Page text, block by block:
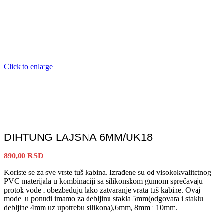
Click to enlarge
DIHTUNG LAJSNA 6MM/UK18
890,00 RSD
Koriste se za sve vrste tuš kabina. Izrađene su od visokokvalitetnog
PVC materijala u kombinaciji sa silikonskom gumom sprečavaju
protok vode i obezbeđuju lako zatvaranje vrata tuš kabine. Ovaj
model u ponudi imamo za debljinu stakla 5mm(odgovara i staklu
debljine 4mm uz upotrebu silikona),6mm, 8mm i 10mm.